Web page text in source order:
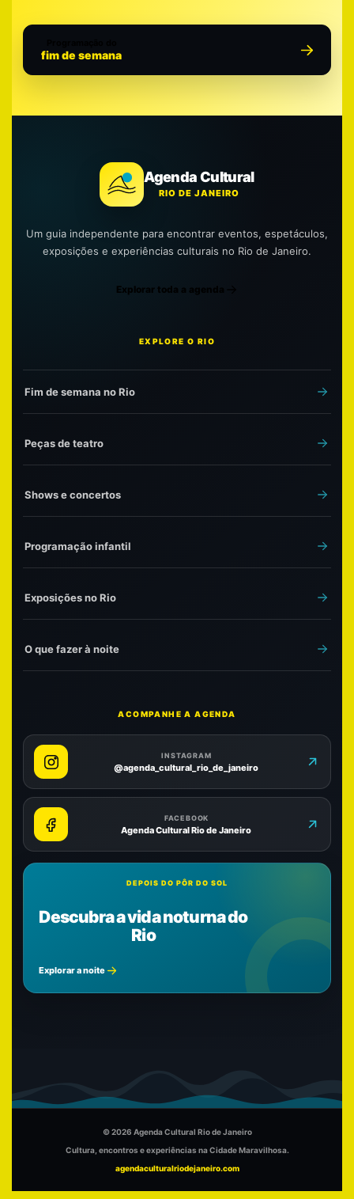
fim de semana
Agenda Cultural
RIO DE JANEIRO
Um guia independente para encontrar eventos, espetáculos,
exposições e experiências culturais no Rio de Janeiro.
Explorar toda a agenda
EXPLORE O RIO
Fim de semana no Rio
Peças de teatro
Shows e concertos
Programação infantil
Exposições no Rio
O que fazer à noite
ACOMPANHE A AGENDA
INSTAGRAM
@agenda_cultural_rio_de_janeiro
FACEBOOK
Agenda Cultural Rio de Janeiro
DEPOIS DO PÔR DO SOL
Descubra a vida noturna do
Rio
Explorar a noite
© 2026 Agenda Cultural Rio de Janeiro
Cultura, encontros e experiências na Cidade Maravilhosa.
agendaculturalriodejaneiro.com